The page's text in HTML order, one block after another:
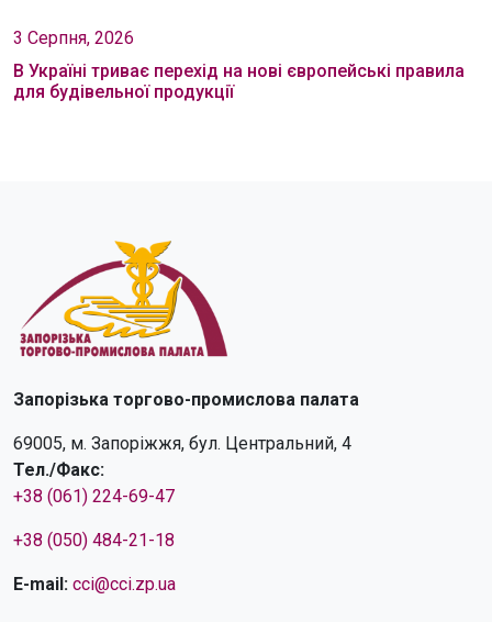
3 Серпня, 2026
В Україні триває перехід на нові європейські правила
для будівельної продукції
Запорізька торгово-промислова палата
69005, м. Запоріжжя, бул. Центральний, 4
Тел./Факс:
+38 (061) 224-69-47
+38 (050) 484-21-18
E-mail: cci@cci.zp.ua